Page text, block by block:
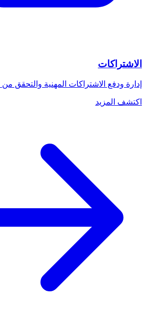
الاشتراكات
إدارة ودفع الاشتراكات المهنية والتحقق
اكتشف المزيد